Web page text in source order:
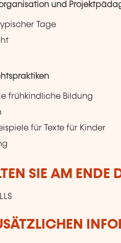
und
Tage
frühkindliche Bildung
für Texte für Kinder
SIE AM ENDE